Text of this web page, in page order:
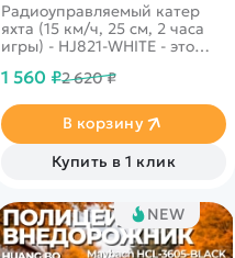
Радиоуправляемый катер
яхта (15 км/ч, 25 см, 2 часа
игры) - HJ821-WHITE - это
яхта HJ821 от компании HJ с
подсветкой и возможностью
игры до 2 часов. Яхта
предназначена для
использования на озерах,
водоемах.
1 560 ₽2 620 ₽
В корзину
Купить в 1 клик
NEW